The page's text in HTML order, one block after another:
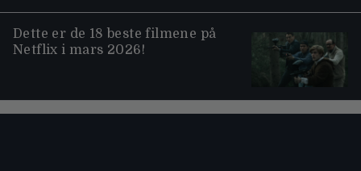
Dette er de 18 beste filmene på
Netflix i mars 2026!